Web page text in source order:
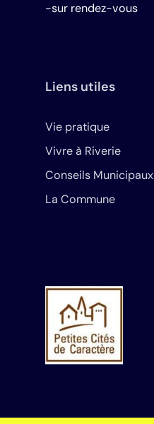
-sur rendez-vous
Liens utiles
Vie pratique
Vivre à Riverie
Conseils Municipaux
La Commune